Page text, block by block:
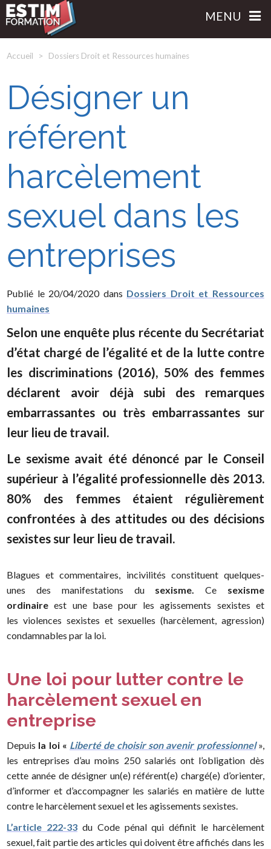
MENU
Accueil Dossiers Droit et Ressources humaines
Désigner un
référent
harcèlement
sexuel dans les
entreprises
Publié le 20/04/2020 dans Dossiers Droit et Ressources
humaines
Selon une enquête plus récente du Secrétariat
d’état chargé de l’égalité et de la lutte contre
les discriminations (2016), 50% des femmes
déclarent avoir déjà subi des remarques
embarrassantes ou très embarrassantes sur
leur lieu de travail.
Le sexisme avait été dénoncé par le Conseil
supérieur à l’égalité professionnelle dès 2013.
80% des femmes étaient régulièrement
confrontées à des attitudes ou des décisions
sexistes sur leur lieu de travail.
Blagues et commentaires, incivilités constituent quelques-
unes des manifestations dusexisme. Ce sexisme
ordinaireest une base pour les agissements sexistes et
les violences sexistes et sexuelles (harcèlement, agression)
condamnables par la loi.
Une loi pour lutter contre le
harcèlement sexuel en
entreprise
Depuis la loi « Liberté de choisir son avenir professionnel»,
les entreprises d’au moins 250 salariés ont l’obligation dès
cette année de désigner un(e) référent(e) chargé(e) d’orienter,
d’informer et d’accompagner les salariés en matière de lutte
contre le harcèlement sexuel et les agissements sexistes.
L’article 222-33 du Code pénal qui définit le harcèlement
sexuel, fait partie des articles qui doivent être affichés dans les